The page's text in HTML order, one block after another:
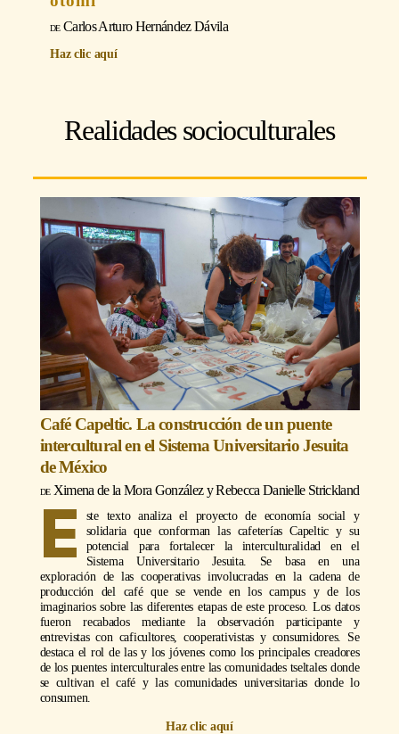
Carlos Arturo Hernández Dávila
Haz clic aquí
Realidades socioculturales
Café Capeltic. La construcción de un puente
intercultural en el Sistema Universitario Jesuita
de México
Ximena de la Mora GonzálezyRebecca Danielle Strickland
E
ste texto analiza el proyecto de economía social y
solidaria que conforman las cafeterías Capeltic y su
potencial para fortalecer la interculturalidad en el
Sistema Universitario Jesuita. Se basa en una
exploración de las cooperativas involucradas en la cadena de
producción del café que se vende en los campus y de los
imaginarios sobre las diferentes etapas de este proceso. Los datos
fueron recabados mediante la observación participante y
entrevistas con caficultores, cooperativistas y consumidores. Se
destaca el rol de las y los jóvenes como los principales creadores
de los puentes interculturales entre las comunidades tseltales donde
se cultivan el café y las comunidades universitarias donde lo
consumen.
Haz clic aquí